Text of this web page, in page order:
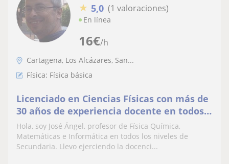
16€/h
★ 5,0 (1 valoraciones)
En línea
Cartagena, Los Alcázares, San...
Física: Física básica
Licenciado en Ciencias Físicas con más de
30 años de experiencia docente en todos
los niveles de Secundaria
Hola, soy José Ángel, profesor de Física Química,
Matemáticas e Informática en todos los niveles de
Secundaria. Llevo ejerciendo la docenci...